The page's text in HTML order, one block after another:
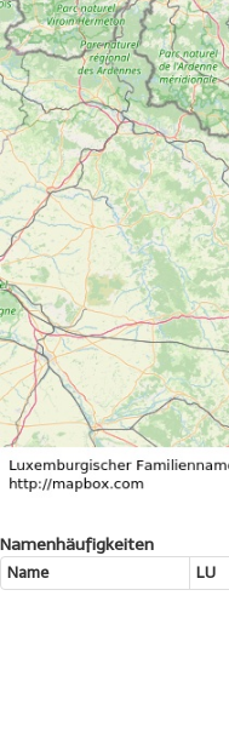
Namenhäufigkeiten
Name LU